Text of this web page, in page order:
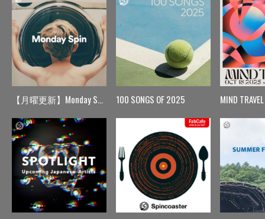
【月曜更新】Monday Spin 100 SONGS OF 2025 MIND TRAVEL